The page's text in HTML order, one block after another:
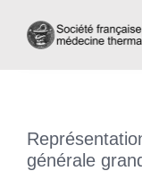
Nous connaître
générale